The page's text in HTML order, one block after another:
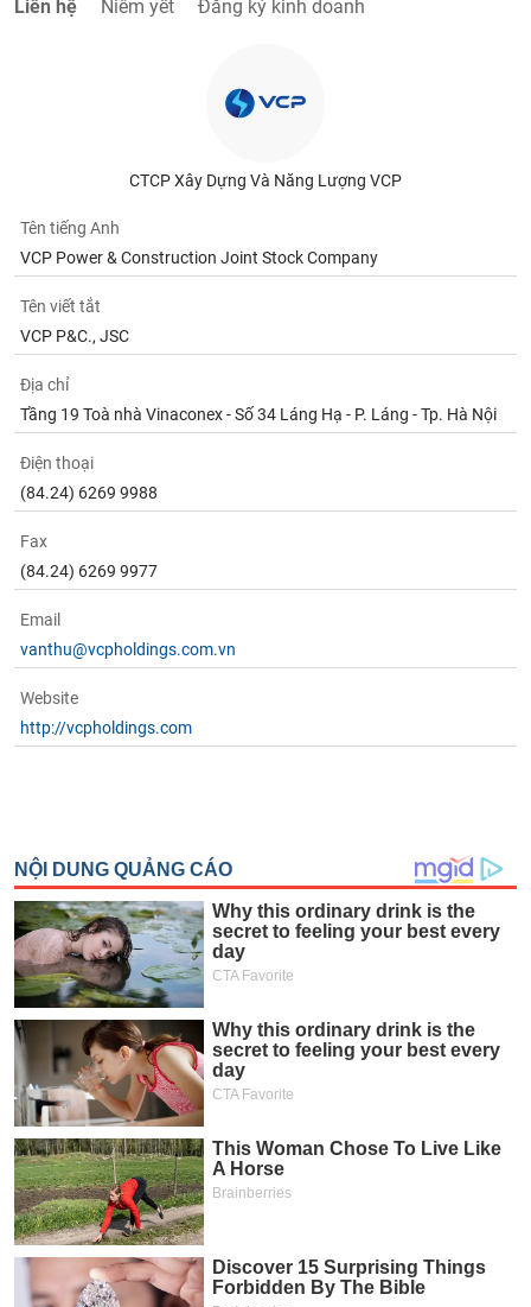
Liên hệ Niêm yết Đăng ký kinh doanh
CTCP Xây Dựng Và Năng Lượng VCP
Tên tiếng Anh
VCP Power & Construction Joint Stock Company
Tên viết tắt
VCP P&C., JSC
Địa chỉ
Tầng 19 Toà nhà Vinaconex - Số 34 Láng Hạ - P. Láng - Tp. Hà Nội
Điện thoại
(84.24) 6269 9988
Fax
(84.24) 6269 9977
Email
vanthu@vcpholdings.com.vn
Website
http://vcpholdings.com